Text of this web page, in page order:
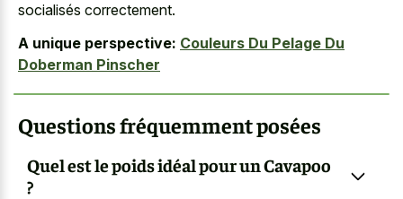
socialisés correctement.
A unique perspective: Couleurs Du Pelage Du
Doberman Pinscher
Questions fréquemment posées
Quel est le poids idéal pour un Cavapoo
?